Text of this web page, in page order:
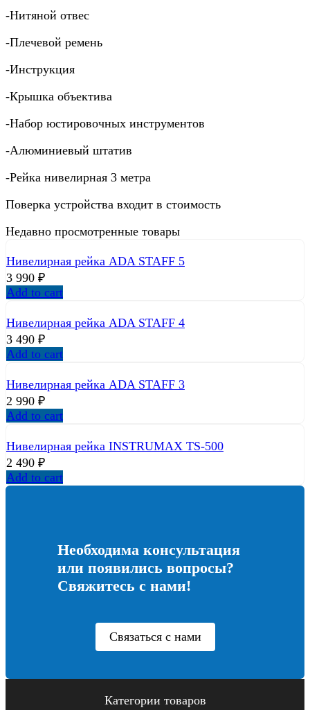
-Нитяной отвес
-Плечевой ремень
-Инструкция
-Крышка объектива
-Набор юстировочных инструментов
-Алюминиевый штатив
-Рейка нивелирная 3 метра
Поверка устройства входит в стоимость
Недавно просмотренные товары
Нивелирная рейка ADA STAFF 5
3 990 ₽
Add to cart
Нивелирная рейка ADA STAFF 4
3 490 ₽
Add to cart
Нивелирная рейка ADA STAFF 3
2 990 ₽
Add to cart
Нивелирная рейка INSTRUMAX TS-500
2 490 ₽
Add to cart
Необходима консультация
или появились вопросы?
Свяжитесь с нами!
Связаться с нами
Категории товаров